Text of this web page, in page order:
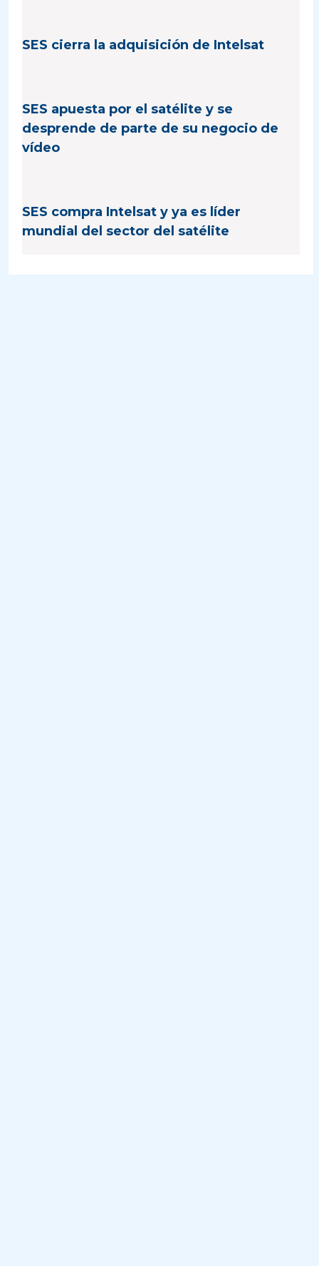
SES cierra la adquisición de Intelsat
SES apuesta por el satélite y se
desprende de parte de su negocio de
vídeo
SES compra Intelsat y ya es líder
mundial del sector del satélite